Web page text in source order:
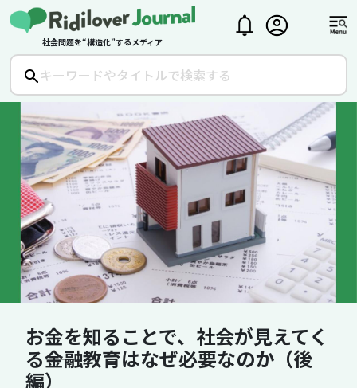
社会問題を“構造化”するメディア
お金を知ることで、社会が見えてく
る――金融教育はなぜ必要なのか（後
編）